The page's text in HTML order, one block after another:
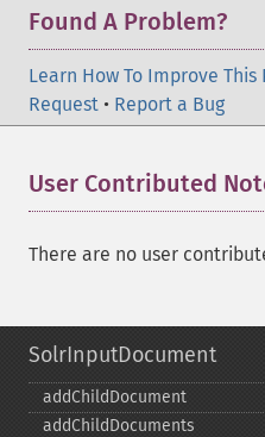
Found A Problem?
Learn How To Improve This
Request • Report a Bug
User Contributed
There are no user
SolrInputDocument
addChildDocument
addChildDocuments